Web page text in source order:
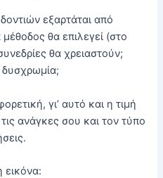
εξαρτάται από
θα επιλεγεί (στο
θα χρειαστούν;
δυσχρωμία;
γι’ αυτό και η τιμή
ανάγκες σου και τον τύπο
εικόνα: